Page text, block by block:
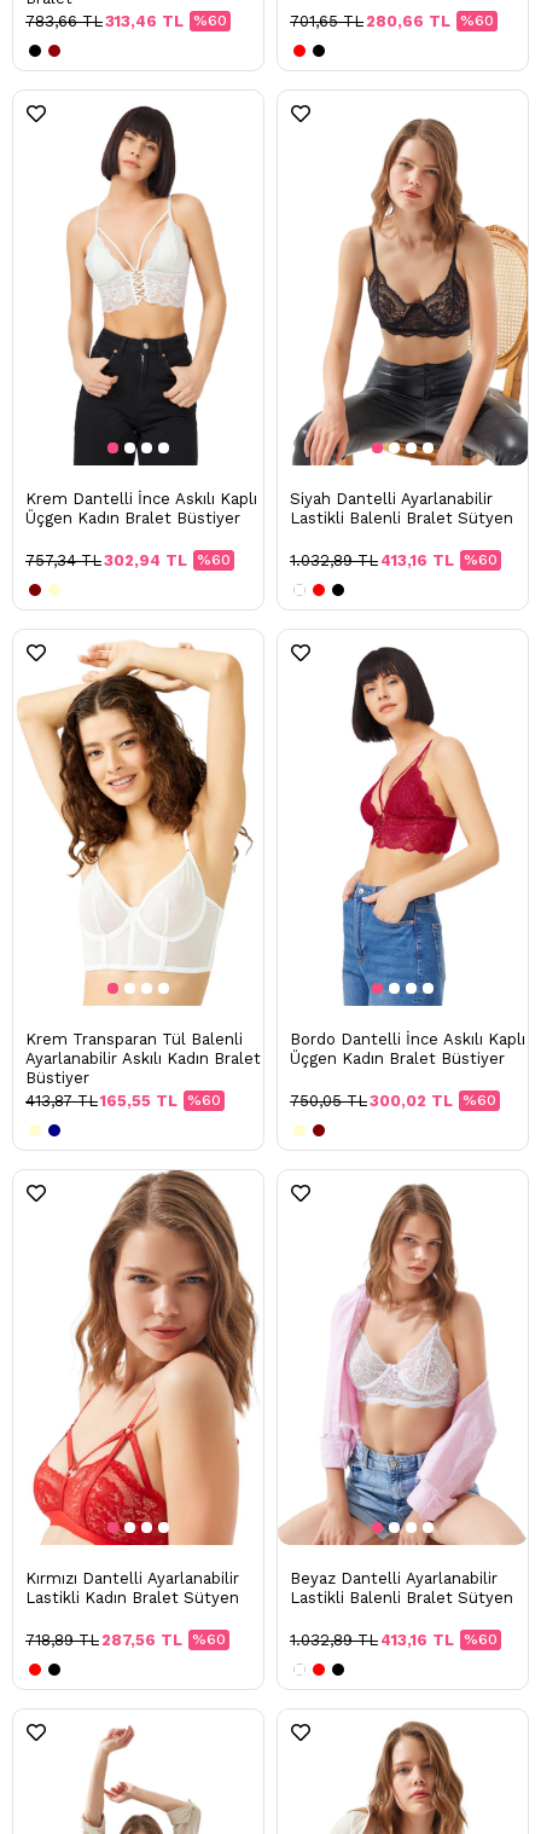
%60
313,46 TL
783,66 TL %60
280,66 TL
701,65 TL
Krem Dantelli İnce Askılı Kaplı
Üçgen Kadın Bralet Büstiyer
%60
302,94 TL
757,34 TL
Siyah Dantelli Ayarlanabilir
Lastikli Balenli Bralet Sütyen
%60
413,16 TL
1.032,89 TL
Krem Transparan Tül Balenli
Ayarlanabilir Askılı Kadın Bralet
Büstiyer
%60
165,55 TL
413,87 TL
Bordo Dantelli İnce Askılı Kaplı
Üçgen Kadın Bralet Büstiyer
%60
300,02 TL
750,05 TL
Kırmızı Dantelli Ayarlanabilir
Lastikli Kadın Bralet Sütyen
%60
287,56 TL
718,89 TL
Beyaz Dantelli Ayarlanabilir
Lastikli Balenli Bralet Sütyen
%60
413,16 TL
1.032,89 TL